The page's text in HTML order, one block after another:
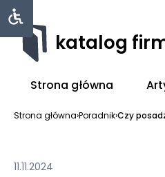
katalog
Strona główna
Strona główna›Poradnik›Czy
11.11.2024